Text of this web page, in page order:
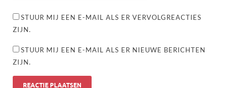
STUUR MIJ EEN E-MAIL ALS ER VERVOLGREACTIES
ZIJN.
STUUR MIJ EEN E-MAIL ALS ER NIEUWE BERICHTEN
ZIJN.